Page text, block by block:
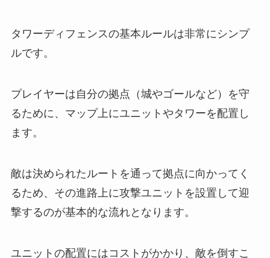
タワーディフェンスの基本ルールは非常にシンプ
ルです。
プレイヤーは自分の拠点（城やゴールなど）を守
るために、マップ上にユニットやタワーを配置し
ます。
敵は決められたルートを通って拠点に向かってく
るため、その進路上に攻撃ユニットを設置して迎
撃するのが基本的な流れとなります。
ユニットの配置にはコストがかかり、敵を倒すこ